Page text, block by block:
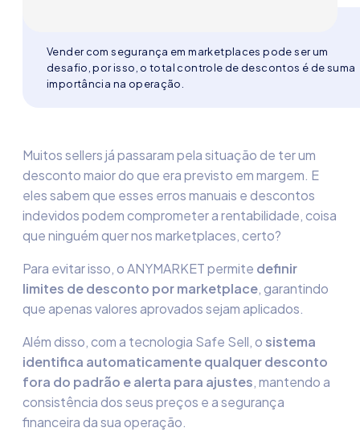
Vender com segurança em marketplaces pode ser um
desafio, por isso, o total controle de descontos é de suma
importância na operação.
Muitos sellers já passaram pela situação de ter um
desconto maior do que era previsto em margem. E
eles sabem que esses erros manuais e descontos
indevidos podem comprometer a rentabilidade, coisa
que ninguém quer nos marketplaces, certo?
Para evitar isso, oANYMARKETpermite definir
limites de desconto por marketplace, garantindo
que apenas valores aprovados sejam aplicados.
Além disso, com a tecnologia Safe Sell,osistema
identifica automaticamente qualquer desconto
fora do padrão e alerta para ajustes, mantendo a
consistência dos seus preços e a segurança
financeira da sua operação.